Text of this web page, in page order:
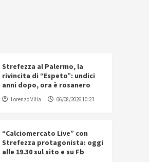
Strefezza al Palermo, la
rivincita di “Espeto”: undici
anni dopo, ora è rosanero
Lorenzo Villa 06/08/2026 10:23
“Calciomercato Live” con
Strefezza protagonista: oggi
alle 19.30 sul sito e su Fb